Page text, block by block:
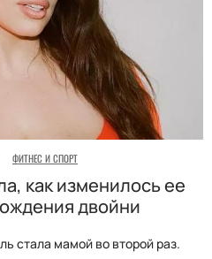
ФИТНЕС И СПОРТ
как изменилось ее
двойни
стала мамой во второй раз.